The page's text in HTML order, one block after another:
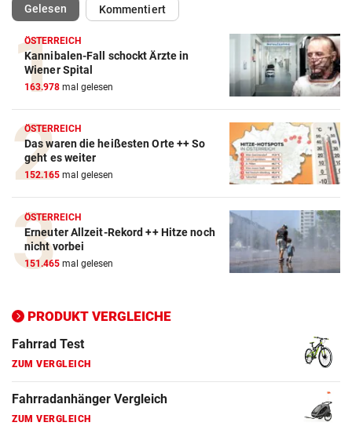
Gelesen(ausgewählt)Kommentiert
ÖSTERREICH
Kannibalen-Fall schockt Ärzte in
Wiener Spital
163.978 mal gelesen
ÖSTERREICH
Das waren die heißesten Orte ++ So
geht es weiter
152.165 mal gelesen
ÖSTERREICH
Erneuter Allzeit-Rekord ++ Hitze noch
nicht vorbei
151.465 mal gelesen
PRODUKT VERGLEICHE
Action-Cam Vergleich
ZUM VERGLEICH
Crosstrainer Vergleich
ZUM VERGLEICH
E-Bike Vergleich
ZUM VERGLEICH
Elektro-Scooter Vergleich
ZUM VERGLEICH
ZUM VERGLEICH
Fahrrad Test
ZUM VERGLEICH
Fahrradanhänger Vergleich
ZUM VERGLEICH